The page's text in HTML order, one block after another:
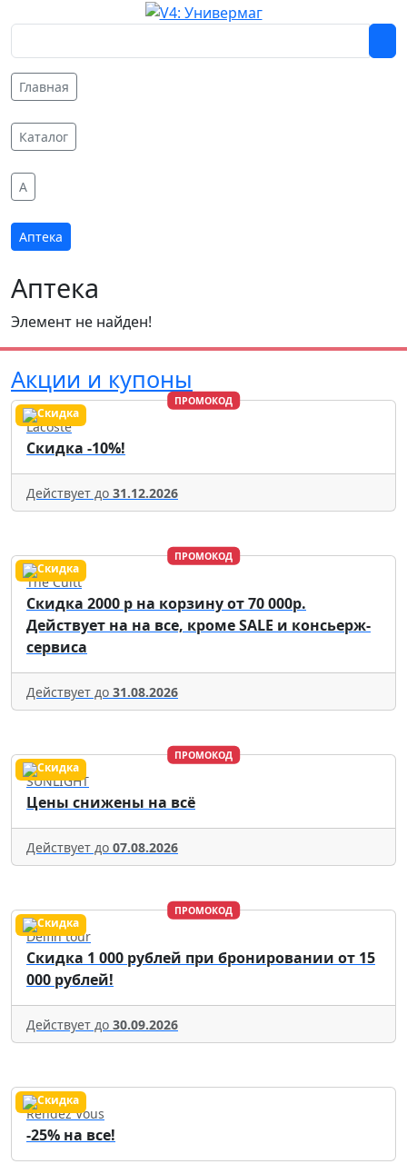
Главная
Каталог
A
Аптека
Аптека
Элемент не найден!
Акции и купоны
ПРОМОКОД
Lacoste
Скидка -10%!
Действует до 31.12.2026
ПРОМОКОД
The Cultt
Скидка 2000 р на корзину от 70 000р.
Действует на на все, кроме SALE и консьерж-
сервиса
Действует до 31.08.2026
ПРОМОКОД
SUNLIGHT
Цены снижены на всё
Действует до 07.08.2026
ПРОМОКОД
Delfin tour
Скидка 1 000 рублей при бронировании от 15
000 рублей!
Действует до 30.09.2026
Rendez Vous
-25% на все!